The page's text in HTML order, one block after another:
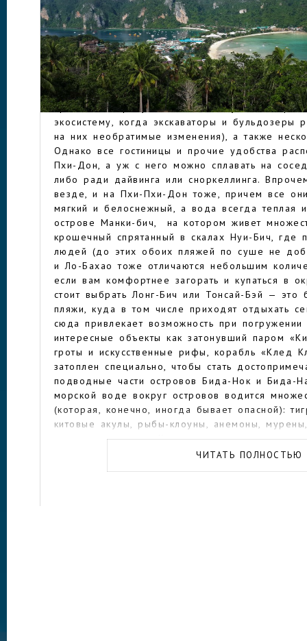
АРХИПЕЛАГ ПХИ-
Вообще архипелаг Пхи-Пхи включает в себя
из которых считаются Пхи-Пхи-Дон и Пхи-
небольших островка. Единственный
это Пхи-Пхи-Дон, хотя на Пхи-Пхи-Ле также
инфраструктура, поскольку на этом острове
приобретший значительную популярность
с Леонардо Ди Каприо в главной роли (съемки
принесли острову не только славу, но и
экосистему, когда экскаваторы и бульдозеры
на них необратимые изменения), а также
Однако все гостиницы и прочие удобства
Пхи-Дон, а уж с него можно сплавать на
либо ради дайвинга или сноркеллинга.
везде, и на Пхи-Пхи-Дон тоже, причем все
мягкий и белоснежный, а вода всегда теплая
острове Манки-бич, на котором живет
крошечный спрятанный в скалах Нуи-Бич, где
людей (до этих обоих пляжей по суше не
и Ло-Бахао тоже отличаются небольшим
если вам комфортнее загорать и купаться в
стоит выбрать Лонг-Бич или Тонсай-Бэй —
пляжи, куда в том числе приходят отдыхать
сюда привлекает возможность при погружении
интересные объекты как затонувший паром
гроты и искусственные рифы, корабль «Клед
затоплен специально, чтобы стать
подводные части островов Бида-Нок и Бида-
морской воде вокруг островов водится
(которая, конечно, иногда бывает опасной):
китовые акулы, рыбы-клоуны, анемоны,
морские черепахи. Кроме того, морские
еще и как возможность занятьсяЧИТАТЬ ПОЛНОСТЬЮ